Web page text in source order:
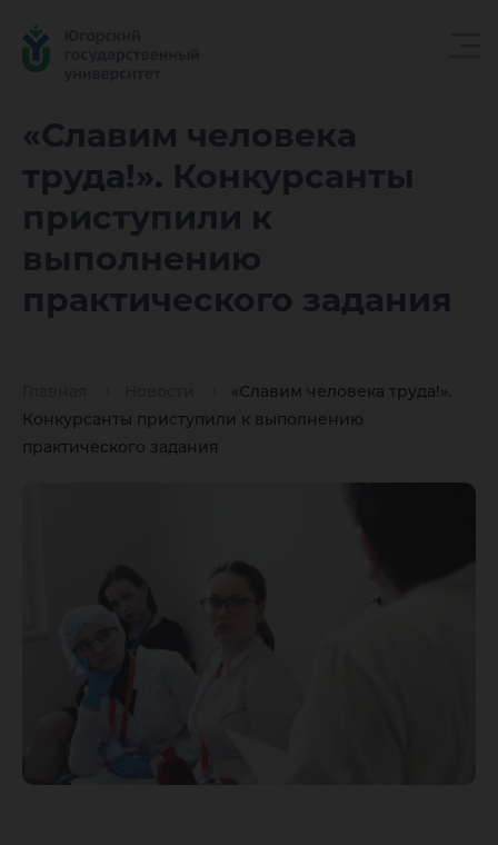
«Славим человека
труда!». Конкурсанты
приступили к
выполнению
практического задания
«Славим человека труда!».
Конкурсанты приступили к выполнению
практического задания
«Славим
труда!».
задания